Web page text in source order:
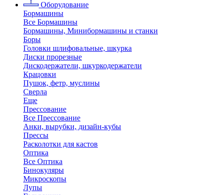
Оборудование
Бормашины
Все Бормашины
Бормашины, Минибормашины и станки
Боры
Головки шлифовальные, шкурка
Диски прорезные
Дискодержатели, шкуркодержатели
Крацовки
Пушок, фетр, муслины
Сверла
Еще
Прессование
Все Прессование
Анки, вырубки, дизайн-кубы
Прессы
Расколотки для кастов
Оптика
Все Оптика
Бинокуляры
Микроскопы
Лупы